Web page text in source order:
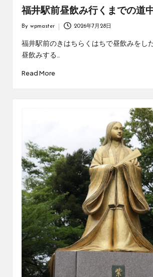
福井駅前昼飲み行くまでの道
by
By wpmaster 2026年7月28日
福井駅前のきはちらくはちで昼飲みをし
昼飲みする…
Read More